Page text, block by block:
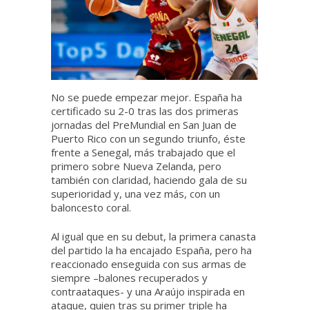
No se puede empezar mejor. España ha
certificado su 2-0 tras las dos primeras
jornadas del PreMundial en San Juan de
Puerto Rico con un segundo triunfo, éste
frente a Senegal, más trabajado que el
primero sobre Nueva Zelanda, pero
también con claridad, haciendo gala de su
superioridad y, una vez más, con un
baloncesto coral.
Al igual que en su debut, la primera canasta
del partido la ha encajado España, pero ha
reaccionado enseguida con sus armas de
siempre –balones recuperados y
contraataques- y una Araújo inspirada en
ataque, quien tras su primer triple ha